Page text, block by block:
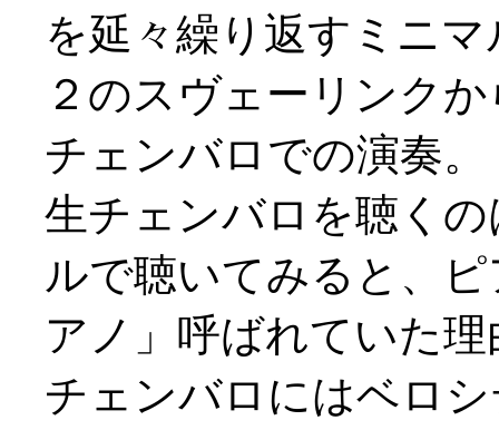
を延々繰り返すミニ
２のスヴェーリンク
チェンバロでの演奏。
生チェンバロを聴く
ルで聴いてみると、
アノ」呼ばれていた
チェンバロにはベロ